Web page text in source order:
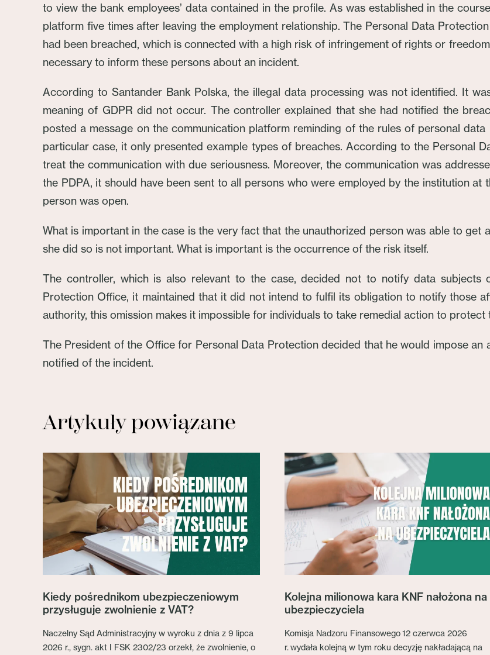
to view the bank employees’ data contained in the profile. As was established in the
platform five times after leaving the employment relationship. The Personal Data
had been breached, which is connected with a high risk of infringement of rights or
necessary to inform these persons about an incident.
According to Santander Bank Polska, the illegal data processing was not identified. It
meaning of GDPR did not occur. The controller explained that she had notified the
posted a message on the communication platform reminding of the rules of personal
particular case, it only presented example types of breaches. According to the Personal
treat the communication with due seriousness. Moreover, the communication was
the PDPA, it should have been sent to all persons who were employed by the institution
person was open.
What is important in the case is the very fact that the unauthorized person was able to get
she did so is not important. What is important is the occurrence of the risk itself.
The controller, which is also relevant to the case, decided not to notify data
Protection Office, it maintained that it did not intend to fulfil its obligation to notify those
authority, this omission makes it impossible for individuals to take remedial action to protect
The President of the Office for Personal Data Protection decided that he would impose
notified of the incident.
Artykuły powiązane
Kiedy pośrednikom ubezpieczeniowym
przysługuje zwolnienie z VAT?
Naczelny Sąd Administracyjny w wyroku z dnia z 9 lipca
2026 r., sygn. akt I FSK 2302/23 orzekł, że zwolnienie, o
Kolejna milionowa kara KNF nałożona na
ubezpieczyciela
Komisja Nadzoru Finansowego 12 czerwca 2026
r. wydała kolejną w tym roku decyzję nakładającą na